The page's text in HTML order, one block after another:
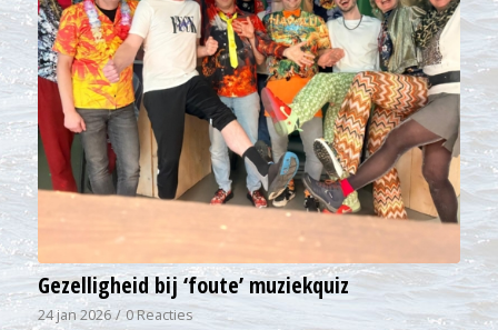
Gezelligheid bij ‘foute’ muziekquiz
24 jan 2026 / 0 Reacties